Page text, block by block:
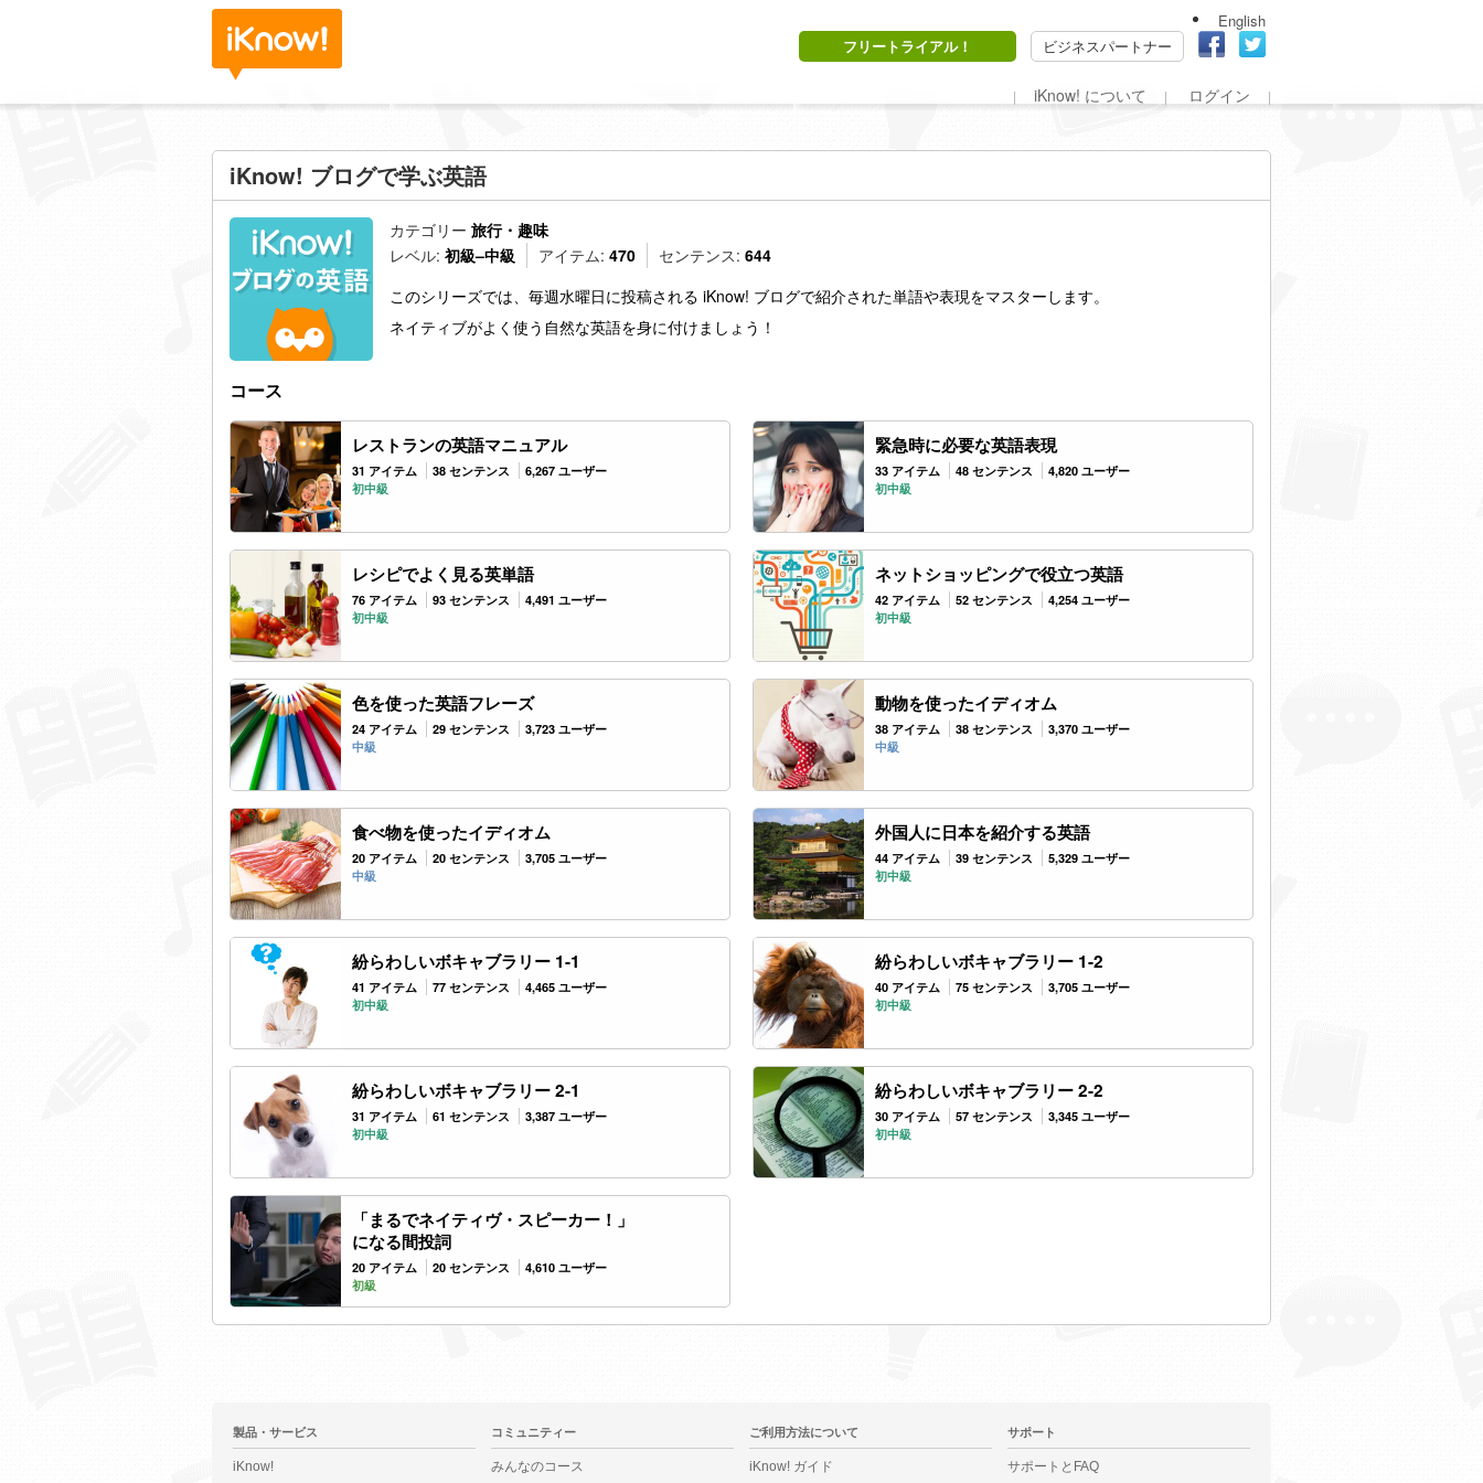
English
フリートライアル！
ビジネスパートナー
iKnow! について ログイン
iKnow! ブログで学ぶ英語
カテゴリー 旅行・趣味
レベル: 初級–中級 アイテム: 470 センテンス: 644
このシリーズでは、毎週水曜日に投稿される iKnow! ブログで紹介された単語や表現をマスターします。
ネイティブがよく使う自然な英語を身に付けましょう！
コース
レストランの英語マニュアル
31 アイテム 38 センテンス
6,267 ユーザー
初中級
緊急時に必要な英語表現
33 アイテム 48 センテンス
4,820 ユーザー
初中級
レシピでよく見る英単語
76 アイテム 93 センテンス
4,491 ユーザー
初中級
ネットショッピングで役立つ英語
42 アイテム 52 センテンス
4,254 ユーザー
初中級
色を使った英語フレーズ
24 アイテム 29 センテンス
3,723 ユーザー
中級
動物を使ったイディオム
38 アイテム 38 センテンス
3,370 ユーザー
中級
食べ物を使ったイディオム
20 アイテム 20 センテンス
3,705 ユーザー
中級
外国人に日本を紹介する英語
44 アイテム 39 センテンス
5,329 ユーザー
初中級
紛らわしいボキャブラリー 1-1
41 アイテム 77 センテンス
4,465 ユーザー
初中級
紛らわしいボキャブラリー 1-2
40 アイテム 75 センテンス
3,705 ユーザー
初中級
紛らわしいボキャブラリー 2-1
31 アイテム 61 センテンス
3,387 ユーザー
初中級
紛らわしいボキャブラリー 2-2
30 アイテム 57 センテンス
3,345 ユーザー
初中級
「まるでネイティヴ・スピーカー！」
になる間投詞
20 アイテム 20 センテンス
4,610 ユーザー
初級
製品・サービス
iKnow!
コミュニティー
みんなのコース
ご利用方法について
iKnow! ガイド
サポート
サポートとFAQ